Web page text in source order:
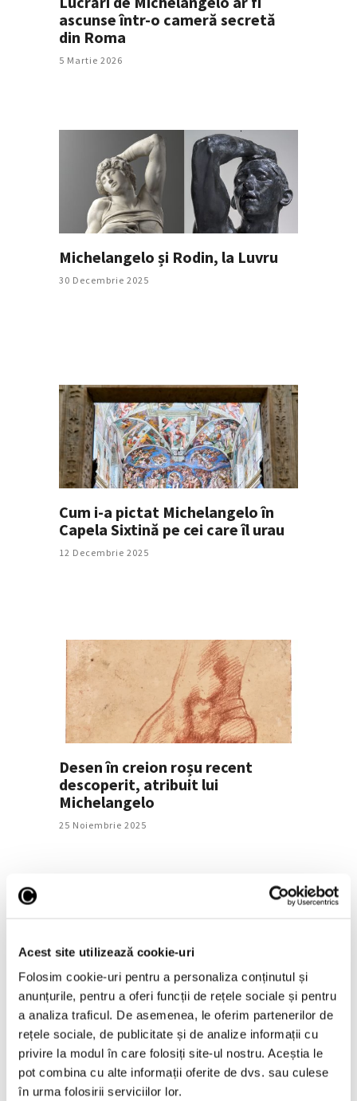
Acest site utilizează cookie-uri
Folosim cookie-uri pentru a personaliza conținutul și
anunțurile, pentru a oferi funcții de rețele sociale și pentru
a analiza traficul. De asemenea, le oferim partenerilor de
rețele sociale, de publicitate și de analize informații cu
privire la modul în care folosiți site-ul nostru. Aceștia le
pot combina cu alte informații oferite de dvs. sau culese
în urma folosirii serviciilor lor.
ascunse într-o cameră secretă
din Roma
5 Martie 2026
Michelangelo și Rodin, la Luvru
30 Decembrie 2025
Cum i-a pictat Michelangelo în
Capela Sixtină pe cei care îl urau
12 Decembrie 2025
Desen în creion roșu recent
descoperit, atribuit lui
Michelangelo
25 Noiembrie 2025
Capodopere neterminate
28 Octombrie 2025